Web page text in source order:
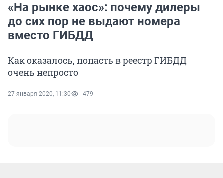
«На рынке хаос»: почему дилеры
до сих пор не выдают номера
вместо ГИБДД
Как оказалось, попасть в реестр ГИБДД
очень непросто
27 января 2020, 11:30 479